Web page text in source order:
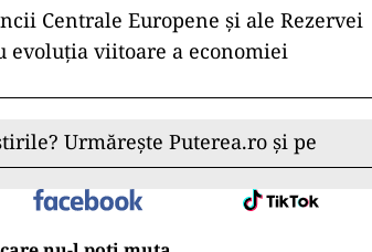
Centrale Europene și ale Rezervei
evoluția viitoare a economiei
Urmărește Puterea.ro și pe